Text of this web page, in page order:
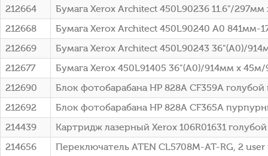
212664
Бумага Xerox Architect 450L90236 11.6"/
212668
Бумага Xerox Architect 450L90240 A0 841мм-
212669
Бумага Xerox Architect 450L90243 36"(A0)/
212677
Бумага Xerox 450L91405 36"(A0)/914мм х
212690
Блок фотобарабана HP 828A CF359A
212692
Блок фотобарабана HP 828A CF365A
214439
Картридж лазерный Xerox 106R01631
214656
Переключатель ATEN CL5708M-AT-RG, 2